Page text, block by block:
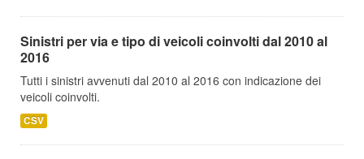
Sinistri per via e tipo di veicoli coinvolti dal 2010 al
2016
Tutti i sinistri avvenuti dal 2010 al 2016 con indicazione dei
veicoli coinvolti.
CSV